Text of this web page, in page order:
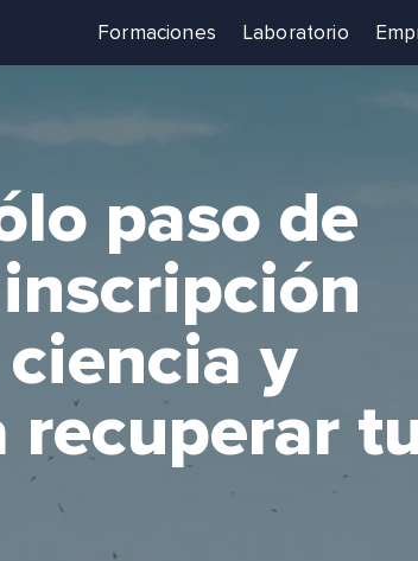
Formaciones Laboratorio
paso de
y
recuperar